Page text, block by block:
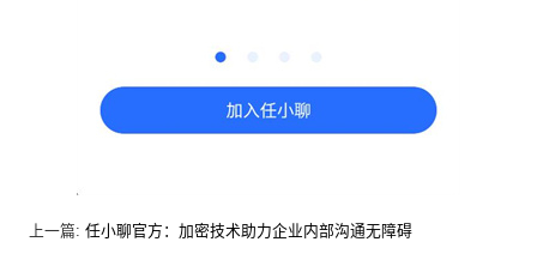
上一篇: 任小聊官方：加密技术助力企业内部沟通无障碍